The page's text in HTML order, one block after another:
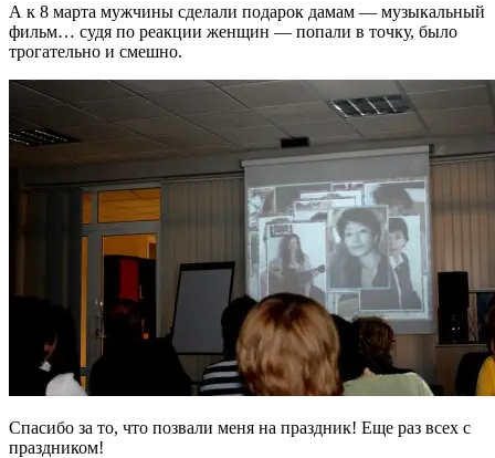
А к 8 марта мужчины сделали подарок дамам — музыкальный
фильм… судя по реакции женщин — попали в точку, было
трогательно и смешно.
Спасибо за то, что позвали меня на праздник! Еще раз всех с
праздником!